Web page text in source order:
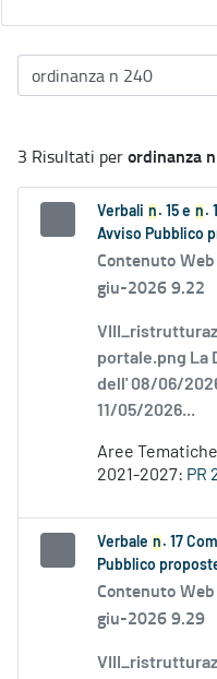
3 Risultati perordinanza
Verbali n . 15 e n .
Avviso Pubblico
Contenuto
giu-2026 9.22
portale.png La
dell' 08/06/
11/05/2026...
Aree
2021-2027: PR
Verbale n . 17
Pubblico
Contenuto
giu-2026 9.29